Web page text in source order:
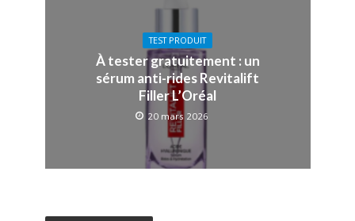
TEST PRODUIT
À tester gratuitement : un
sérum anti-rides Revitalift
Filler L’Oréal
20 mars 2026